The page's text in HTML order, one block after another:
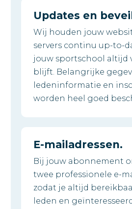
Updates en
Wij houden jouw
servers continu up-to-
jouw sportschool altijd
blijft. Belangrijke
ledeninformatie en
worden heel goed
E-mailadressen.
Bij jouw abonnement
twee professionele e-
zodat je altijd
leden en